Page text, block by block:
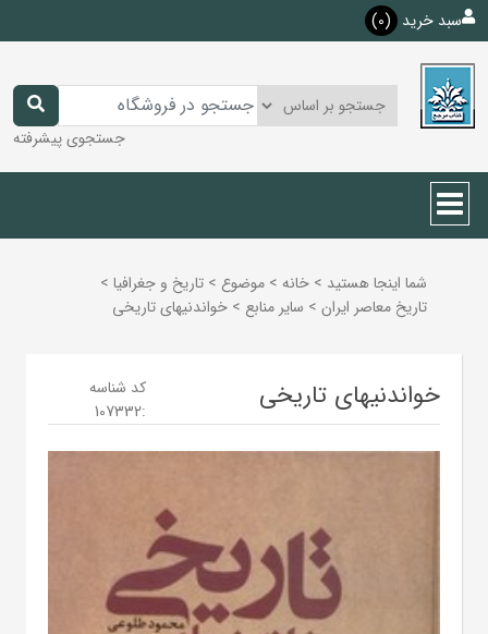
سبد خرید (0)
جستجوی پیشرفته
شما اینجا هستید > خانه > موضوع > تاريخ و جغرافيا >
تاريخ معاصر ايران > ساير منابع > خواندنیهای تاریخی
خواندنیهای تاریخی
کد شناسه
:
107332